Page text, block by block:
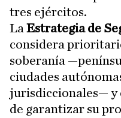
tres ejércitos.
La Estrategia de
considera
soberanía
ciudades
jurisdiccionales— y
de garantizar su